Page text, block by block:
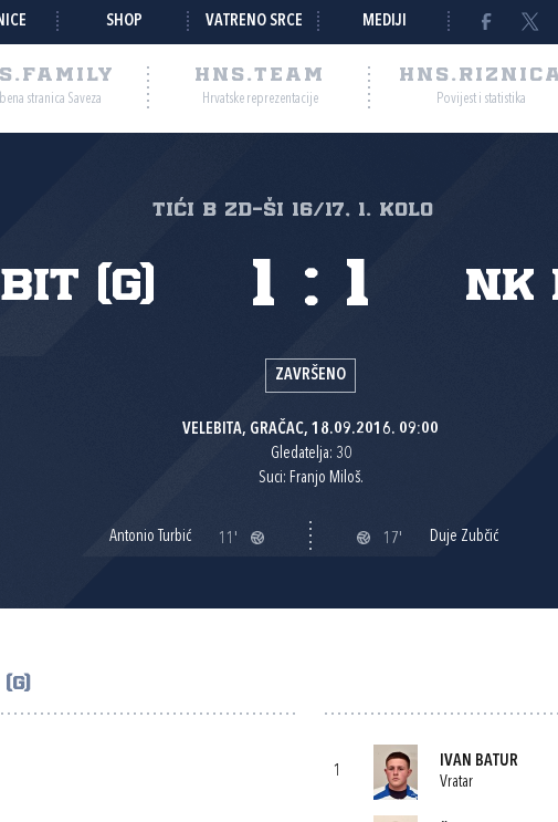
SHOP VATRENO SRCE MEDIJI
stranica Saveza
HNS.TEAM
Hrvatske reprezentacije Povijest i statistika
tići B ZD-ŠI 16/17, 1. kolo
(G) NK
1 : 1
ZAVRŠENO
VELEBITA, GRAČAC, 18.09.2016. 09:00
Gledatelja: 30
Suci: Franjo Miloš.
Antonio Turbić 11' 17' Duje Zubčić
1
IVAN BATUR
Vratar